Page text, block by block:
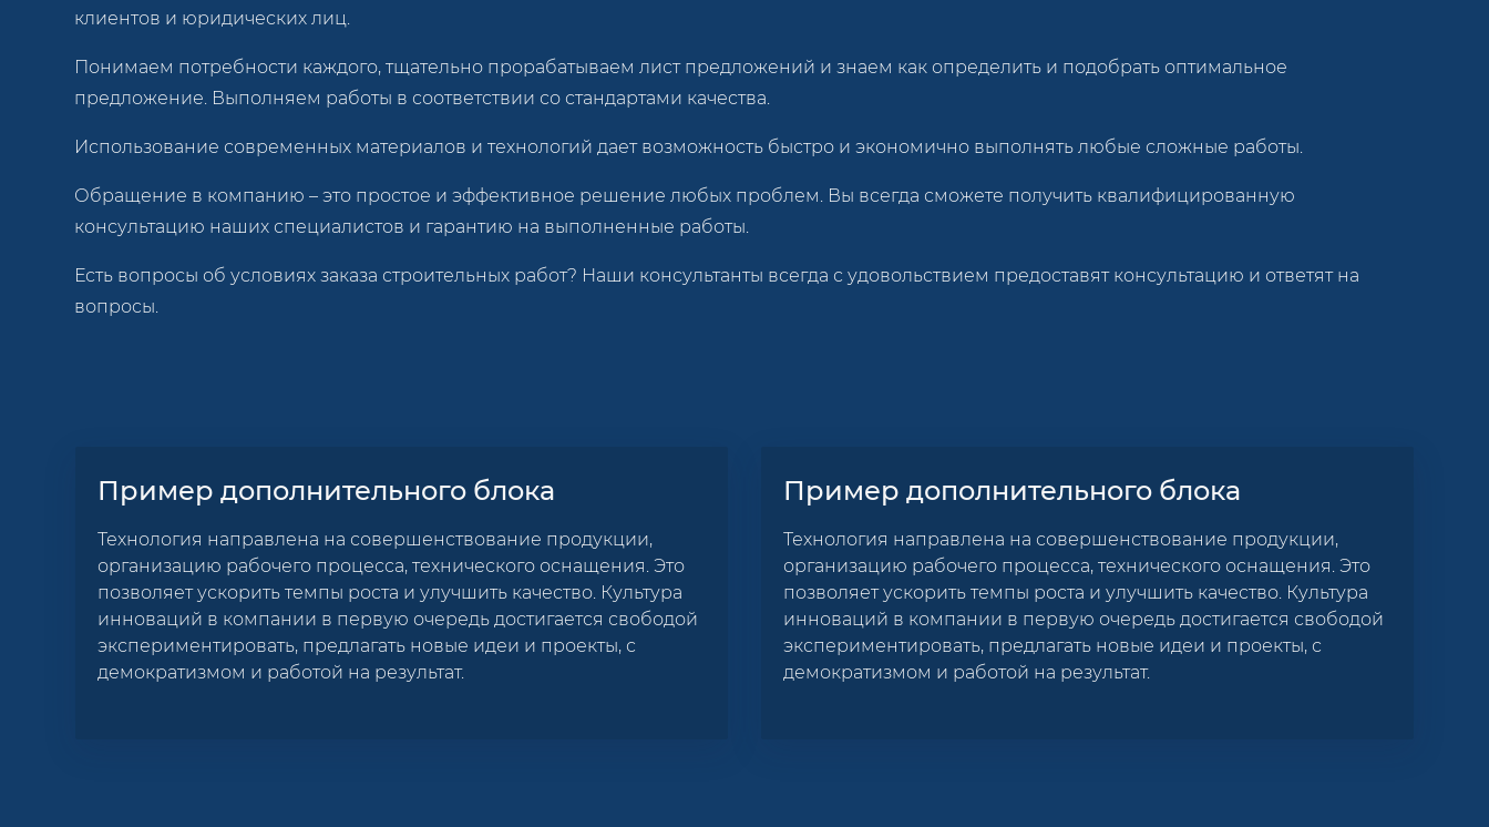
клиентов и юридических лиц.
Понимаем потребности каждого, тщательно прорабатываем лист предложений и знаем как определить и подобрать оптимальное
предложение. Выполняем работы в соответствии со стандартами качества.
Использование современных материалов и технологий дает возможность быстро и экономично выполнять любые сложные работы.
Обращение в компанию – это простое и эффективное решение любых проблем. Вы всегда сможете получить квалифицированную
консультацию наших специалистов и гарантию на выполненные работы.
Есть вопросы об условиях заказа строительных работ? Наши консультанты всегда с удовольствием предоставят консультацию и ответят на
вопросы.
Пример дополнительного блока
Технология направлена на совершенствование продукции,
организацию рабочего процесса, технического оснащения. Это
позволяет ускорить темпы роста и улучшить качество. Культура
инноваций в компании в первую очередь достигается свободой
экспериментировать, предлагать новые идеи и проекты, с
демократизмом и работой на результат.
Пример дополнительного блока
Технология направлена на совершенствование продукции,
организацию рабочего процесса, технического оснащения. Это
позволяет ускорить темпы роста и улучшить качество. Культура
инноваций в компании в первую очередь достигается свободой
экспериментировать, предлагать новые идеи и проекты, с
демократизмом и работой на результат.